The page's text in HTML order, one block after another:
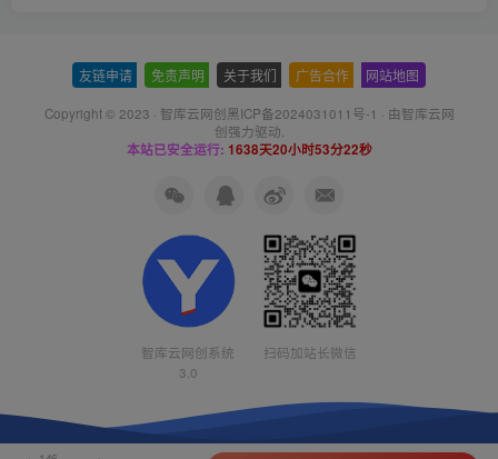
友链申请 免责声明 关于我们 广告合作 网站地图
Copyright © 2023 · 智库云网创黑ICP备2024031011号-1 · 由智库云网
创强力驱动.
本站已安全运行: 1638天20小时53分23秒
智库云网创系统
3.0
扫码加站长微信